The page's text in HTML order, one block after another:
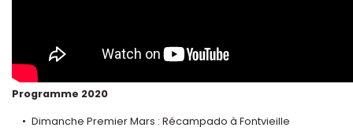
Programme 2020
Dimanche Premier Mars : Récampado à Fontvieille